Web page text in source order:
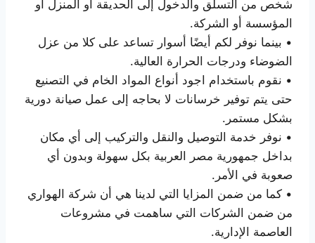
شخص من التسلق والدخول إلى الحديقة أو المنزل أو
المؤسسة أو الشركة.
• بينما نوفر لكم أيضًا أسوار تساعد على كلا من عزل
الضوضاء ودرجات الحرارة العالية.
• نقوم باستخدام اجود أنواع المواد الخام في التصنيع
حتى يتم توفير خرسانات لا بحاجه إلى عمل صيانة دورية
بشكل مستمر.
• نوفر خدمة التوصيل والنقل والتركيب إلى أي مكان
بداخل جمهورية مصر العربية بكل سهولة وبدون أي
صعوبة في الأمر.
• كما من ضمن المزايا التي لدينا هي أن شركة الهواري
من ضمن الشركات التي ساهمت في مشروعات
العاصمة الإدارية.